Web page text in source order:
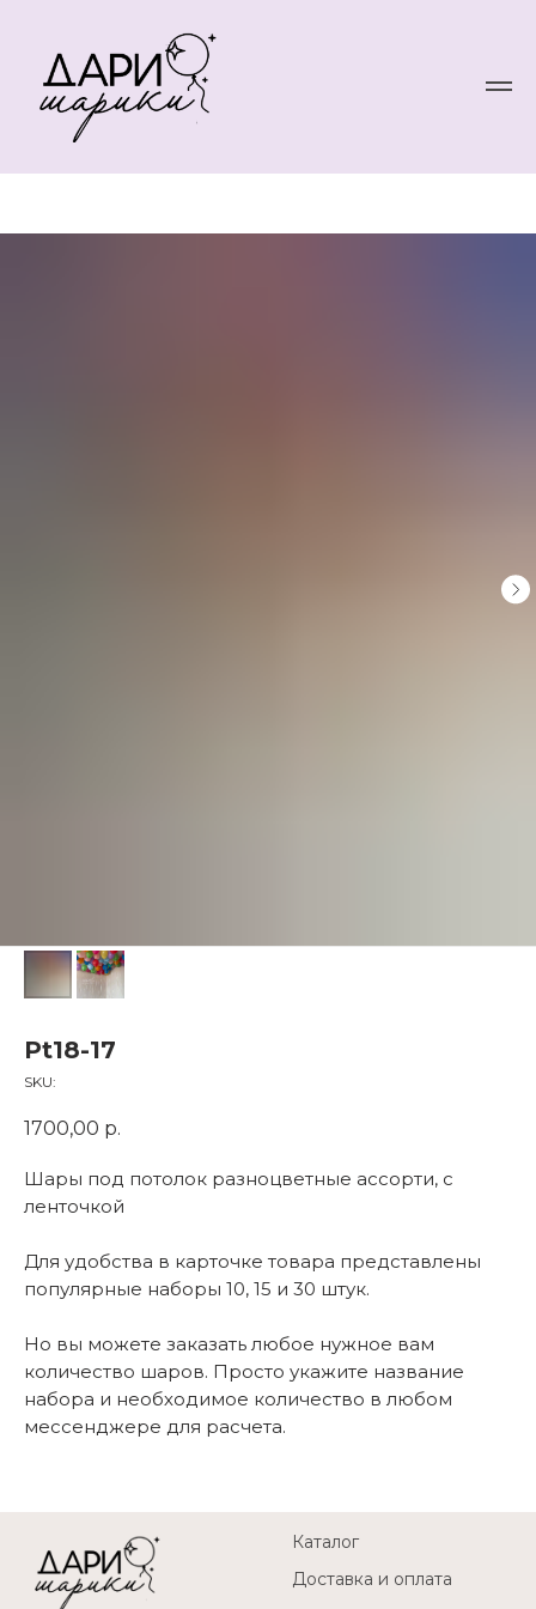
Pt18-17
SKU:
1700,00 р.
Шары под потолок разноцветные ассорти, с
ленточкой
Для удобства в карточке товара представлены
популярные наборы 10, 15 и 30 штук.
Но вы можете заказать любое нужное вам
количество шаров. Просто укажите название
набора и необходимое количество в любом
мессенджере для расчета.
Каталог
Доставка и оплата